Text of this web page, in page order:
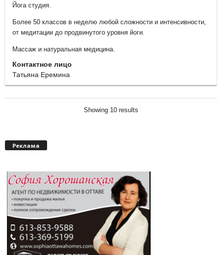
Йога студия.
Более 50 классов в неделю любой сложности и интенсивности,
от медитации до продвинутого уровня йоги.
Массаж и натуральная медицина.
Контактное лицо
Татьяна Еремина
Showing 10 results
Реклама